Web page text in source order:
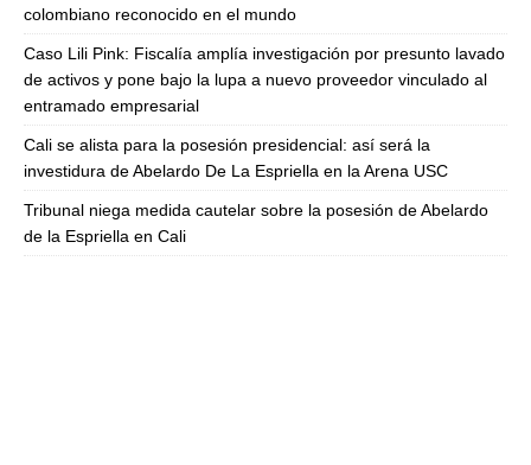
colombiano reconocido en el mundo
Caso Lili Pink: Fiscalía amplía investigación por presunto lavado
de activos y pone bajo la lupa a nuevo proveedor vinculado al
entramado empresarial
Cali se alista para la posesión presidencial: así será la
investidura de Abelardo De La Espriella en la Arena USC
Tribunal niega medida cautelar sobre la posesión de Abelardo
de la Espriella en Cali